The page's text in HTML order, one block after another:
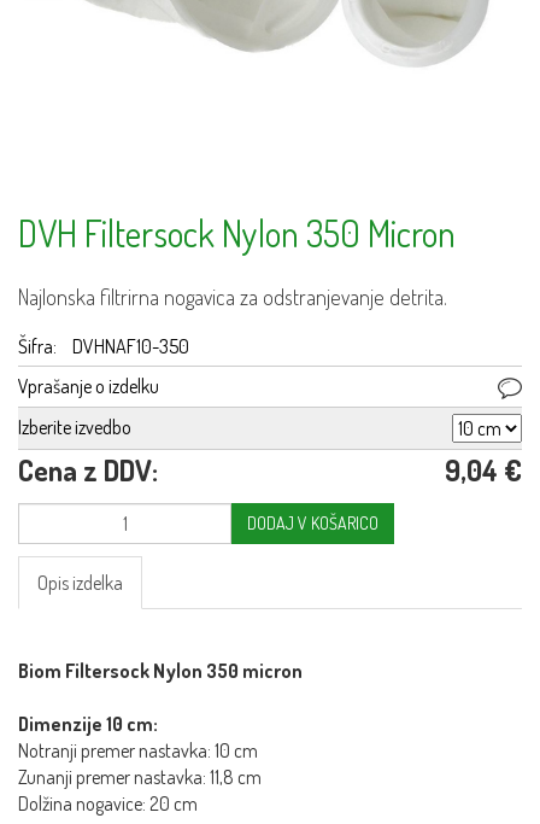
DVH Filtersock Nylon 350 Micron
Najlonska filtrirna nogavica za odstranjevanje detrita.
Šifra:
DVHNAF10-350
Vprašanje o izdelku
Izberite izvedbo
Cena z DDV: 9,04 €
DODAJ V KOŠARICO
Opis izdelka
Biom Filtersock Nylon 350 micron
Dimenzije 10 cm:
Notranji premer nastavka: 10 cm
Zunanji premer nastavka: 11,8 cm
Dolžina nogavice: 20 cm